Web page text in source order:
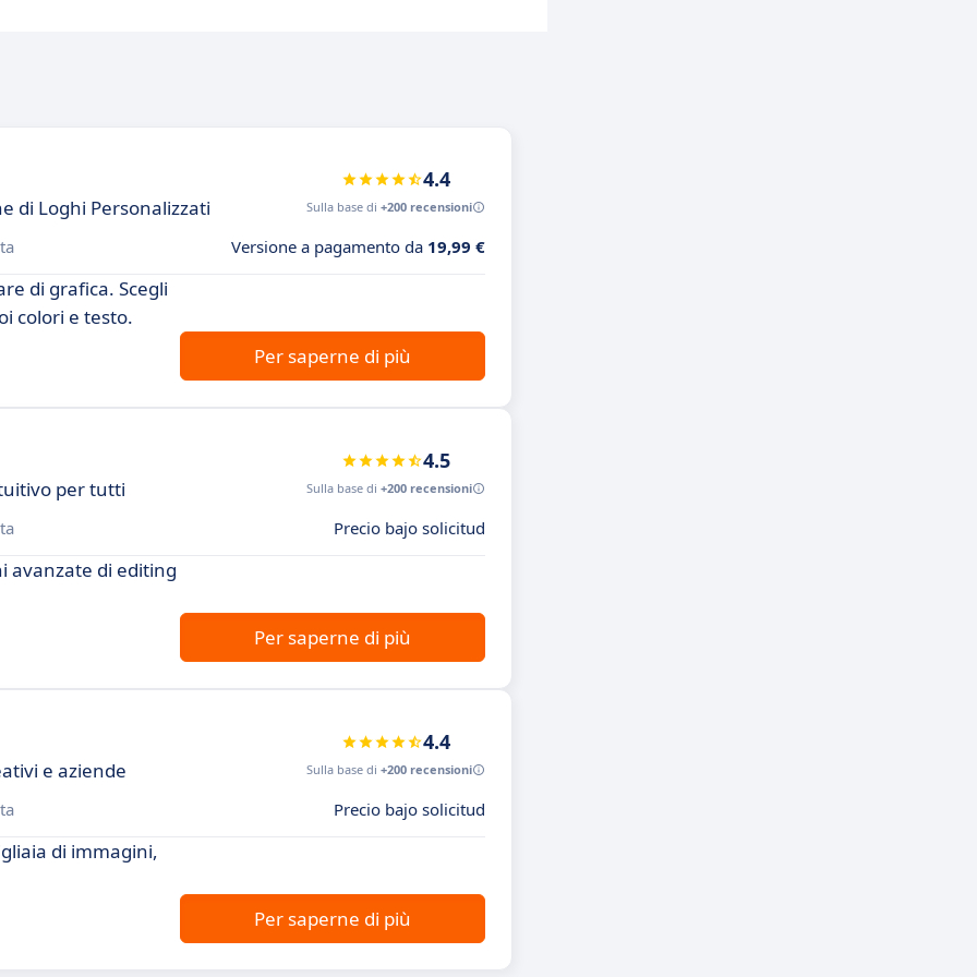
di Loghi Personalizzati
4.4
Sulla base di +200 recensioni
Versione a pagamento da 19,99 €
di grafica. Scegli
colori e testo.
Per saperne di più
per tutti
4.5
Sulla base di +200 recensioni
Precio bajo solicitud
avanzate di editing
Per saperne di più
e aziende
4.4
Sulla base di +200 recensioni
Precio bajo solicitud
di immagini,
Per saperne di più